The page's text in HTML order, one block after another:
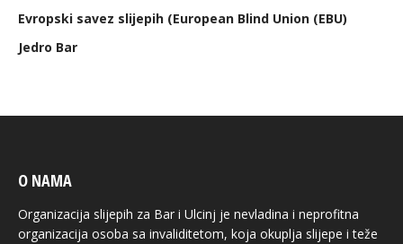
Evropski savez slijepih (European Blind Union (EBU)
Jedro Bar
O NAMA
Organizacija slijepih za Bar i Ulcinj je nevladina i neprofitna
organizacija osoba sa invaliditetom, koja okuplja slijepe i teže